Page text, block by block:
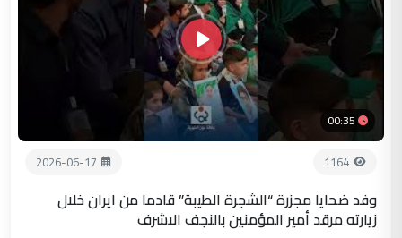
00:35
1164
2026-06-17
وفد ضحايا مجزرة “الشجرة الطيبة” قادما من ايران خلال
زيارته مرقد أمير المؤمنين بالنجف الاشرف